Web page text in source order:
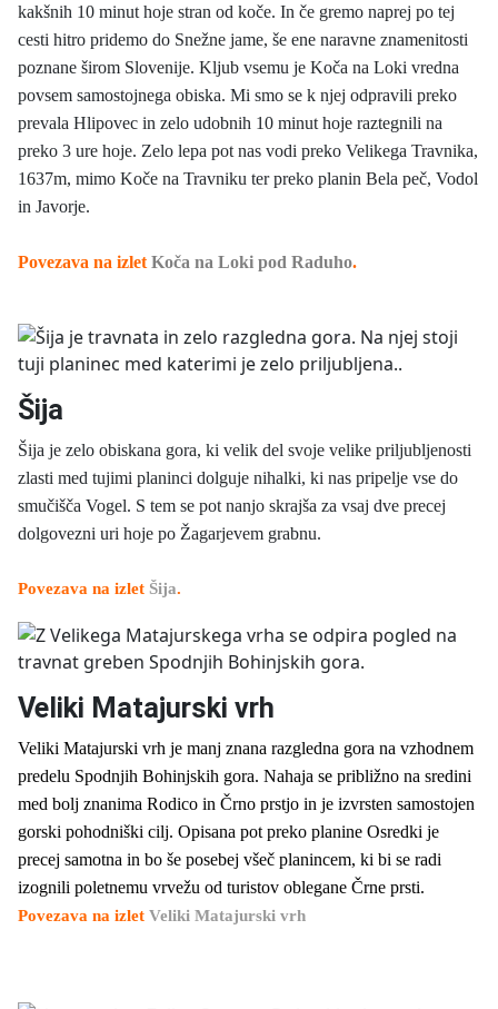
kakšnih 10 minut hoje stran od koče. In če gremo naprej po tej
cesti hitro pridemo do Snežne jame, še ene naravne znamenitosti
poznane širom Slovenije. Kljub vsemu je Koča na Loki vredna
povsem samostojnega obiska. Mi smo se k njej odpravili preko
prevala Hlipovec in zelo udobnih 10 minut hoje raztegnili na
preko 3 ure hoje. Zelo lepa pot nas vodi preko Velikega Travnika,
1637m, mimo Koče na Travniku ter preko planin Bela peč, Vodol
in Javorje.
Povezava na izlet Koča na Loki pod Raduho.
Šija
Šija je zelo obiskana gora, ki velik del svoje velike priljubljenosti
zlasti med tujimi planinci dolguje nihalki, ki nas pripelje vse do
smučišča Vogel. S tem se pot nanjo skrajša za vsaj dve precej
dolgovezni uri hoje po Žagarjevem grabnu.
Povezava na izlet Šija.
Veliki Matajurski vrh
Veliki Matajurski vrh je manj znana razgledna gora na vzhodnem
predelu Spodnjih Bohinjskih gora. Nahaja se približno na sredini
med bolj znanima Rodico in Črno prstjo in je izvrsten samostojen
gorski pohodniški cilj. Opisana pot preko planine Osredki je
precej samotna in bo še posebej všeč planincem, ki bi se radi
izognili poletnemu vrvežu od turistov oblegane Črne prsti.
Povezava na izlet Veliki Matajurski vrh